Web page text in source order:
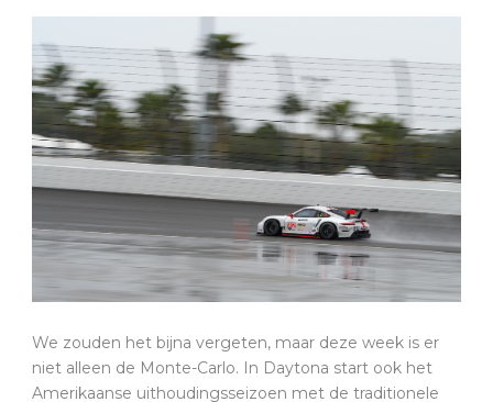
We zouden het bijna vergeten, maar deze week is er
niet alleen de Monte-Carlo. In Daytona start ook het
Amerikaanse uithoudingsseizoen met de traditionele